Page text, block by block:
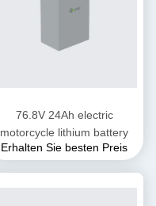
76.8V 24Ah electric
motorcycle lithium battery
Erhalten Sie besten Preis